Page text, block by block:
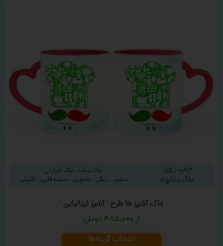
ماگ آشپز ها طرح ‘ آشپز ایتالیایی ‘
۴۸۵,۰۰۰ تومان
انتخاب گزینه‌ها